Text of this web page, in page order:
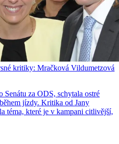
kritiky: Mračková Vildumetzová
Senátu za ODS, schytala ostré
jízdy. Kritika od Jany
téma, které je v kampani citlivější,